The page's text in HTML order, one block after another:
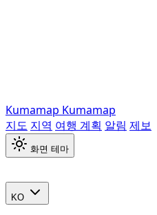
Kumamap Kumamap
지도 지역 여행 계획 알림 제보
화면 테마
KO